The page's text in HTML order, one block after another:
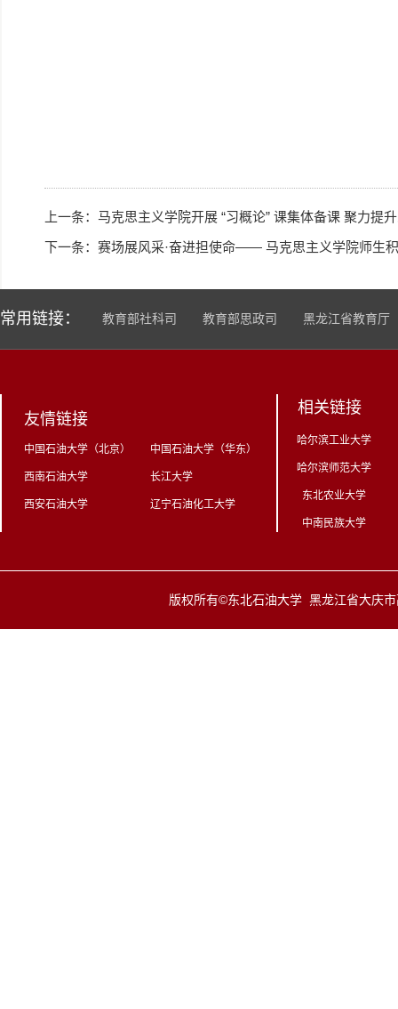
上一条： 马克思主义学院开展 “习概论” 课集体备课 聚力提
下一条： 赛场展风采·奋进担使命—— 马克思主义学院师生
常用链接： 教育部社科司 教育部思政司 黑龙江省教育厅
友情链接
中国石油大学（北京） 中国石油大学（华东）
西南石油大学 长江大学
西安石油大学 辽宁石油化工大学
相关链接
哈尔滨工业大学
哈尔滨师范大学
东北农业大学
中南民族大学
版权所有©东北石油大学 黑龙江省大庆